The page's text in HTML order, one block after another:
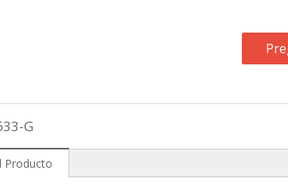
G
Producto